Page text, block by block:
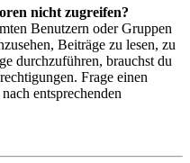
nicht zugreifen?
Benutzern oder Gruppen
Beiträge zu lesen, zu
durchzuführen, brauchst du
Frage einen
entsprechenden